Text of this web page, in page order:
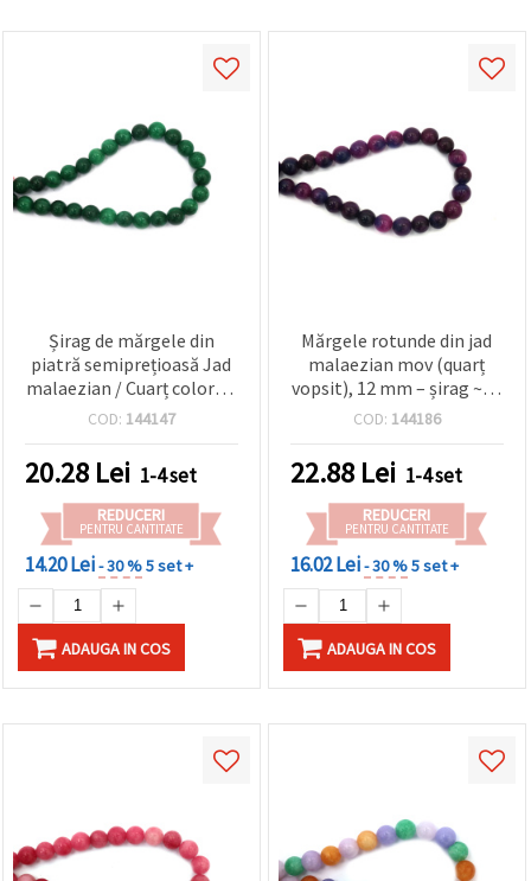
Șirag de mărgele din
piatră semiprețioasă Jad
malaezian / Cuarț colorat,
verde, rotunde, 10 mm,
COD: 144147
20.28 Lei 1-4 set
REDUCERI
PENTRU CANTITATE
14.20 Lei- 30 %5 set +
ADAUGA IN COS
Mărgele rotunde din jad
malaezian mov (quarț
vopsit), 12 mm – șirag ~32
bucăți, pietre
bijuterii și mărgelit
COD: 144186
22.88 Lei 1-4 set
REDUCERI
PENTRU CANTITATE
16.02 Lei- 30 %5 set +
ADAUGA IN COS